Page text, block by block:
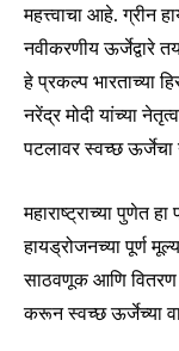
महत्त्वाचा आहे. ग्रीन
नवीकरणीय ऊर्जेद्वारे
हे प्रकल्प भारताच्या
नरेंद्र मोदी यांच्या
पटलावर स्वच्छ
महाराष्ट्राच्या पुणेत
हायड्रोजनच्या पूर्ण
साठवणूक आणि वितरण
करून स्वच्छ ऊर्जेच्या